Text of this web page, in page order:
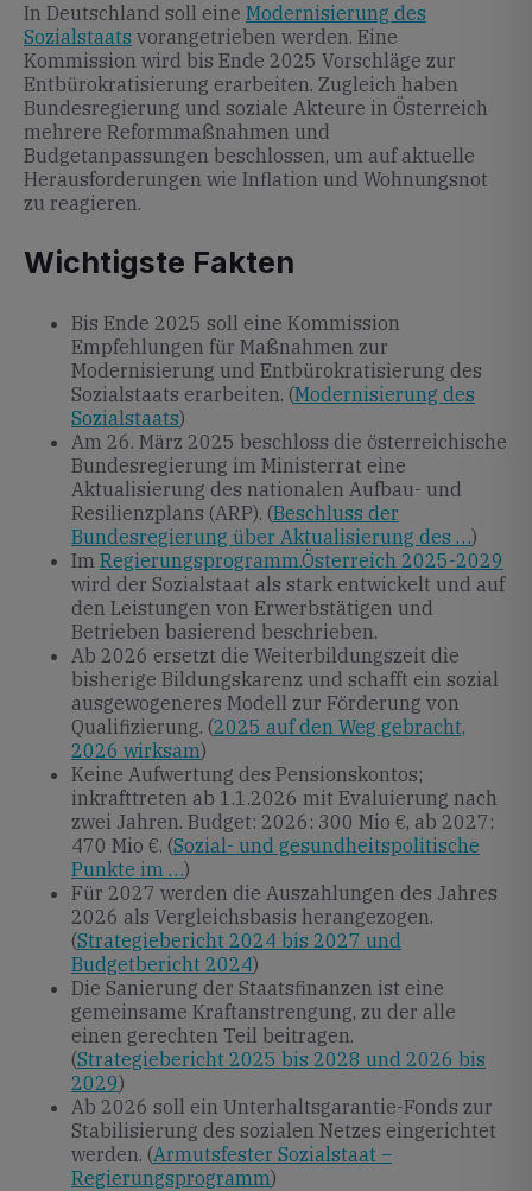
In Deutschland soll eine Modernisierung des
Sozialstaats vorangetrieben werden. Eine
Kommission wird bis Ende 2025 Vorschläge zur
Entbürokratisierung erarbeiten. Zugleich haben
Bundesregierung und soziale Akteure in Österreich
mehrere Reformmaßnahmen und
Budgetanpassungen beschlossen, um auf aktuelle
Herausforderungen wie Inflation und Wohnungsnot
zu reagieren.
Wichtigste Fakten
Bis Ende 2025 soll eine Kommission
Empfehlungen für Maßnahmen zur
Modernisierung und Entbürokratisierung des
Sozialstaats erarbeiten. (Modernisierung des
Sozialstaats)
Am 26. März 2025 beschloss die österreichische
Bundesregierung im Ministerrat eine
Aktualisierung des nationalen Aufbau- und
Resilienzplans (ARP). (Beschluss der
Bundesregierung über Aktualisierung des …)
Im Regierungsprogramm.Österreich 2025-2029
wird der Sozialstaat als stark entwickelt und auf
den Leistungen von Erwerbstätigen und
Betrieben basierend beschrieben.
Ab 2026 ersetzt die Weiterbildungszeit die
bisherige Bildungskarenz und schafft ein sozial
ausgewogeneres Modell zur Förderung von
Qualifizierung. (2025 auf den Weg gebracht,
2026 wirksam)
Keine Aufwertung des Pensionskontos;
inkrafttreten ab 1.1.2026 mit Evaluierung nach
zwei Jahren. Budget: 2026: 300 Mio €, ab 2027:
470 Mio €. (Sozial- und gesundheitspolitische
Punkte im …)
Für 2027 werden die Auszahlungen des Jahres
2026 als Vergleichsbasis herangezogen.
(Strategiebericht 2024 bis 2027 und
Budgetbericht 2024)
Die Sanierung der Staatsfinanzen ist eine
gemeinsame Kraftanstrengung, zu der alle
einen gerechten Teil beitragen.
(Strategiebericht 2025 bis 2028 und 2026 bis
2029)
Ab 2026 soll ein Unterhaltsgarantie-Fonds zur
Stabilisierung des sozialen Netzes eingerichtet
werden. (Armutsfester Sozialstaat –
Regierungsprogramm)